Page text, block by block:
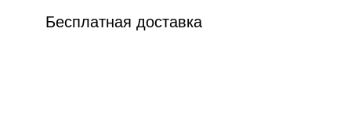
Бесплатная доставка